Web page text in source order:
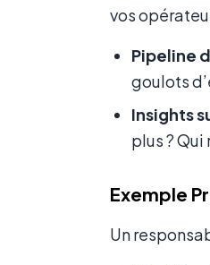
vos
Pipeline
goulots
Insights
plus ?
Exemple
Un